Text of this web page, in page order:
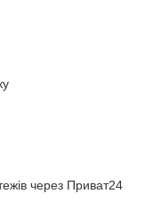
через Приват24